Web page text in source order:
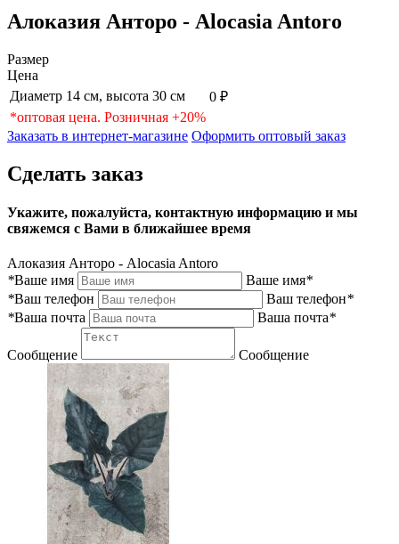
Алоказия Анторо - Alocasia Antoro
Размер
Цена
Диаметр 14 см, высота 30 см
0 ₽
*оптовая цена. Розничная +20%
Заказать в интернет-магазине Оформить оптовый заказ
Сделать заказ
Укажите, пожалуйста, контактную информацию и мы
свяжемся с Вами в ближайшее время
Алоказия Анторо - Alocasia Antoro
*Ваше имя Ваше имя*
*Ваш телефон Ваш телефон*
*Ваша почта Ваша почта*
Сообщение Сообщение